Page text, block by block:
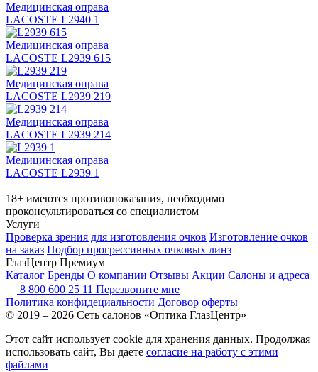
Медицинская оправа
LACOSTE L2940 1
Медицинская оправа
LACOSTE L2939 615
Медицинская оправа
LACOSTE L2939 219
Медицинская оправа
LACOSTE L2939 214
Медицинская оправа
LACOSTE L2939 1
18+ имеются противопоказания, необходимо
проконсультироваться со специалистом
Услуги
Проверка зрения для изготовления очков Изготовление очков
на заказ Подбор прогрессивных очковых линз
ГлазЦентр Премиум
Каталог Бренды О компании Отзывы Акции Салоны и адреса
8 800 600 25 11 Перезвоните мне
Политика конфидециальности Договор оферты
© 2019 – 2026 Сеть салонов «Оптика ГлазЦентр»
Этот сайт использует cookie для хранения данных. Продолжая
использовать сайт, Вы даете согласие на работу с этими
файлами